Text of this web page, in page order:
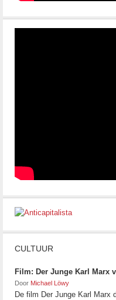
CULTUUR
Film: Der Junge Karl Marx
Door Michael Löwy
De film Der Junge Karl Marx